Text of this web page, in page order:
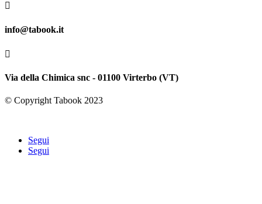

info@tabook.it

Via della Chimica snc - 01100 Virterbo (VT)
© Copyright Tabook 2023
Segui
Segui